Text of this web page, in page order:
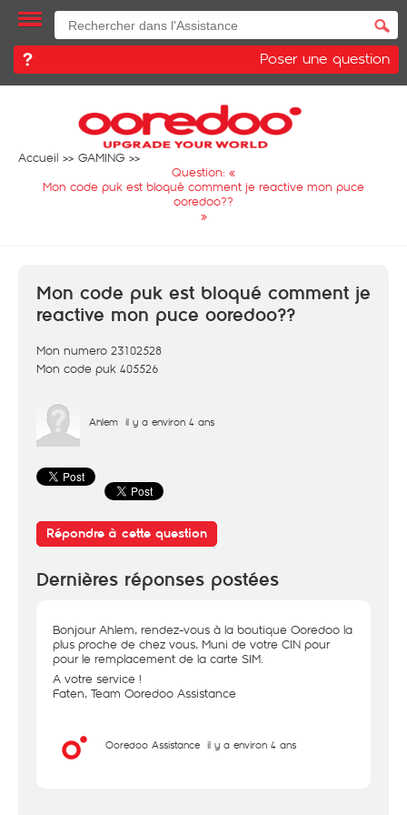
Poser une question
Accueil
GAMING
Question: «
Mon code puk est bloqué comment je reactive mon puce
ooredoo??
»
Mon code puk est bloqué comment je
reactive mon puce ooredoo??
Mon numero 23102528
Mon code puk 405526
Ahlem il y a environ 4 ans
Répondre à cette question
Dernières réponses postées
Bonjour Ahlem, rendez-vous à la boutique Ooredoo la
plus proche de chez vous, Muni de votre CIN pour
pour le remplacement de la carte SIM.
A votre service !
Faten, Team Ooredoo Assistance
Ooredoo Assistance il y a environ 4 ans